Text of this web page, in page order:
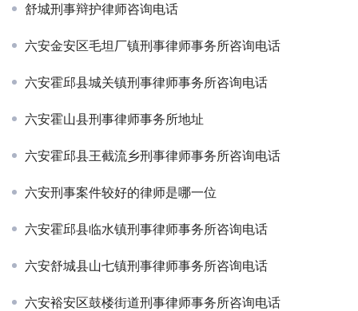
舒城刑事辩护律师咨询电话
六安金安区毛坦厂镇刑事律师事务所咨询电话
六安霍邱县城关镇刑事律师事务所咨询电话
六安霍山县刑事律师事务所地址
六安霍邱县王截流乡刑事律师事务所咨询电话
六安刑事案件较好的律师是哪一位
六安霍邱县临水镇刑事律师事务所咨询电话
六安舒城县山七镇刑事律师事务所咨询电话
六安裕安区鼓楼街道刑事律师事务所咨询电话